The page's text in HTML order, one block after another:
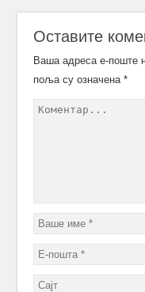
Оставите
Ваша адреса е-поште
поља су означена*